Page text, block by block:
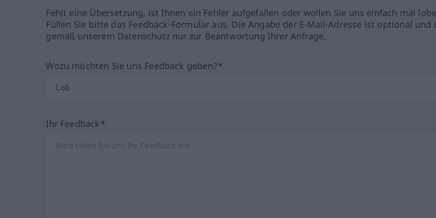
Fehlt eine Übersetzung, ist Ihnen ein Fehler aufgefallen oder wollen Sie uns einfach mal
Füllen Sie bitte das Feedback-Formular aus. Die Angabe der E-Mail-Adresse ist optional und
gemäß unserem Datenschutz nur zur Beantwortung Ihrer Anfrage.
Wozu möchten Sie uns Feedback geben?*
Ihr Feedback*